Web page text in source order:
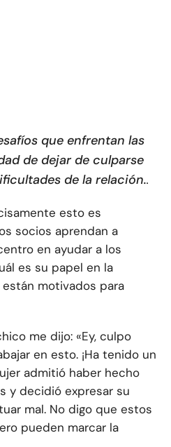
que enfrentan las
de dejar de culparse
de la relación..
esto es
socios aprendan a
en ayudar a los
es su papel en la
motivados para
me dijo: «Ey, culpo
en esto. ¡Ha tenido un
admitió haber hecho
y decidió expresar su
mal. No digo que estos
pueden marcar la